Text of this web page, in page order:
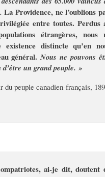
La Providence, ne l’oublions
entre toutes. Perdus
étrangères, nous
distincte qu’en
général.Nous ne pouvons
un grand peuple. »
du peuple canadien-français,
ai-je dit, doutent